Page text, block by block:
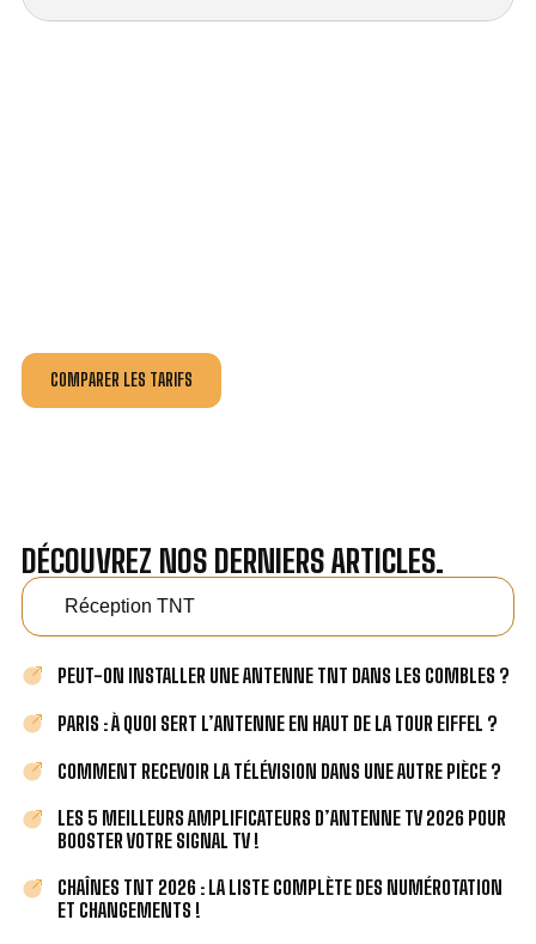
COMPARER LES TARIFS
DÉCOUVREZ NOS DERNIERS ARTICLES.
Réception TNT
PEUT-ON INSTALLER UNE ANTENNE TNT DANS LES COMBLES ?
PARIS : À QUOI SERT L’ANTENNE EN HAUT DE LA TOUR EIFFEL ?
COMMENT RECEVOIR LA TÉLÉVISION DANS UNE AUTRE PIÈCE ?
LES 5 MEILLEURS AMPLIFICATEURS D’ANTENNE TV 2026 POUR
BOOSTER VOTRE SIGNAL TV !
CHAÎNES TNT 2026 : LA LISTE COMPLÈTE DES NUMÉROTATION
ET CHANGEMENTS !